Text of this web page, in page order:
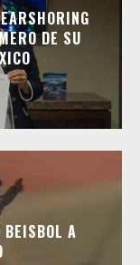
DE SU
BEISBOL A